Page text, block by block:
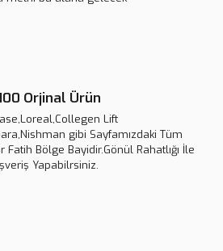
Orjinal Ürün
Lift
gibi Sayfamızdaki Tüm
Fatih Bölge Bayidir.Gönül Rahatlığı İle
Yapabilrsiniz.